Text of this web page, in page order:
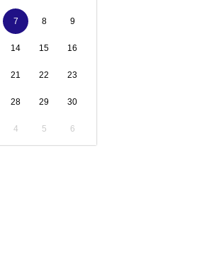
7 8 9
14 15 16
21 22 23
28 29 30
4 5 6